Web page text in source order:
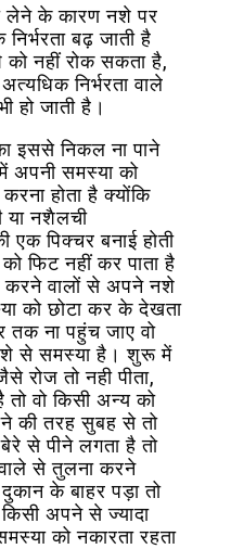
लेने के कारण नशे पर
बढ़ जाती है
नहीं रोक सकता है,
निर्भरता वाले
हो जाती है।
इससे निकल ना पाने
अपनी समस्या को
होता है क्योंकि
या नशैलची
पिक्चर बनाई होती
फिट नहीं कर पाता है
करने वालों से अपने नशे
को छोटा कर के देखता
ना पहुंच जाए वो
से समस्या है। शुरू में
रोज तो नही पीता,
वो किसी अन्य को
की तरह सुबह से तो
से पीने लगता है तो
से तुलना करने
के बाहर पड़ा तो
अपने से ज्यादा
को नकारता रहता